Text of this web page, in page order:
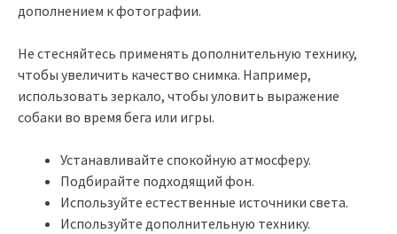
дополнением к фотографии.
Не стесняйтесь применять дополнительную технику,
чтобы увеличить качество снимка. Например,
использовать зеркало, чтобы уловить выражение
собаки во время бега или игры.
Устанавливайте спокойную атмосферу.
Подбирайте подходящий фон.
Используйте естественные источники света.
Используйте дополнительную технику.